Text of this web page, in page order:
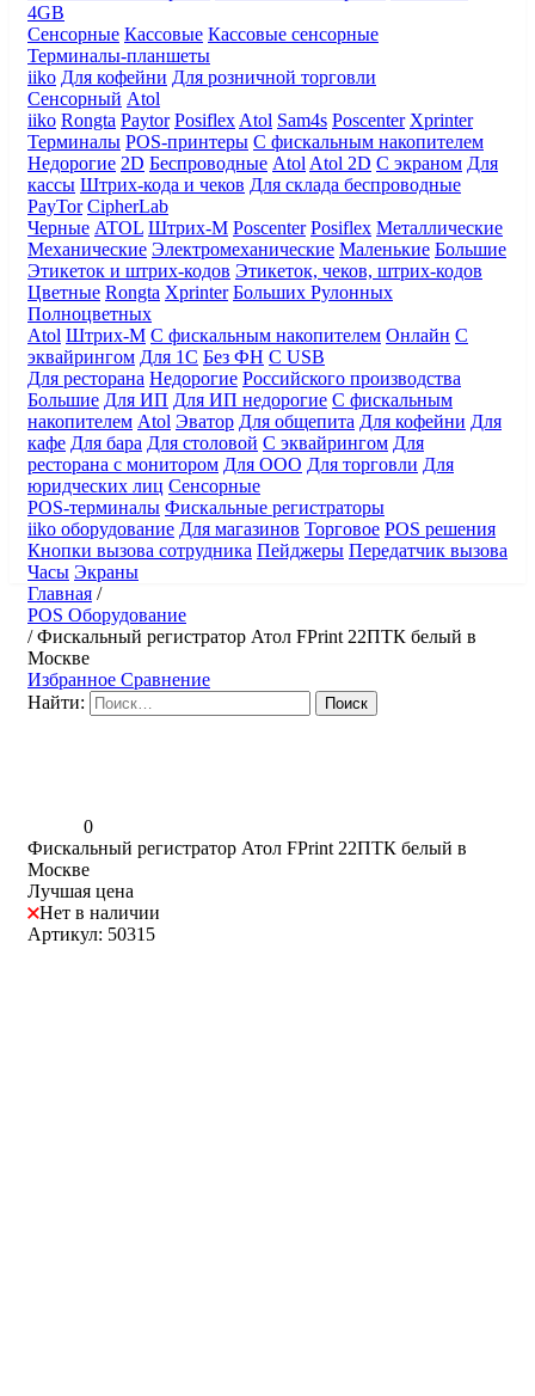
4GB
Сенсорные Кассовые Кассовые сенсорные
Терминалы-планшеты
iiko Для кофейни Для розничной торговли
Сенсорный Atol
iiko Rongta Paytor Posiflex Atol Sam4s Poscenter Xprinter
Терминалы POS-принтеры С фискальным накопителем
Недорогие 2D Беспроводные Atol Atol 2D С экраном Для
кассы Штрих-кода и чеков Для склада беспроводные
PayTor CipherLab
Черные ATOL Штрих-М Poscenter Posiflex Металлические
Механические Электромеханические Маленькие Большие
Этикеток и штрих-кодов Этикеток, чеков, штрих-кодов
Цветные Rongta Xprinter Больших Рулонных
Полноцветных
Atol Штрих-М С фискальным накопителем Онлайн С
эквайрингом Для 1С Без ФН С USB
Для ресторана Недорогие Российского производства
Большие Для ИП Для ИП недорогие С фискальным
накопителем Atol Эватор Для общепита Для кофейни Для
кафе Для бара Для столовой С эквайрингом Для
ресторана с монитором Для ООО Для торговли Для
юридческих лиц Сенсорные
POS-терминалы Фискальные регистраторы
iiko оборудование Для магазинов Торговое POS решения
Кнопки вызова сотрудника Пейджеры Передатчик вызова
Часы Экраны
Главная /
POS Оборудование
/Фискальный регистратор Атол FPrint 22ПТК белый в
Москве
Избранное Сравнение
Найти:
0
Фискальный регистратор Атол FPrint 22ПТК белый в
Москве
Лучшая цена
Нет в наличии
Артикул: 50315